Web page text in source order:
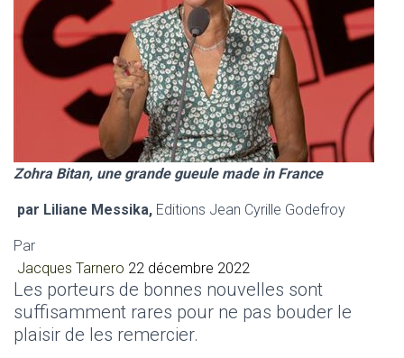
Zohra Bitan, une grande gueule made in France
par Liliane Messika, Editions Jean Cyrille Godefroy
Par
Jacques Tarnero 22 décembre 2022
Les porteurs de bonnes nouvelles sont
suffisamment rares pour ne pas bouder le
plaisir de les remercier.